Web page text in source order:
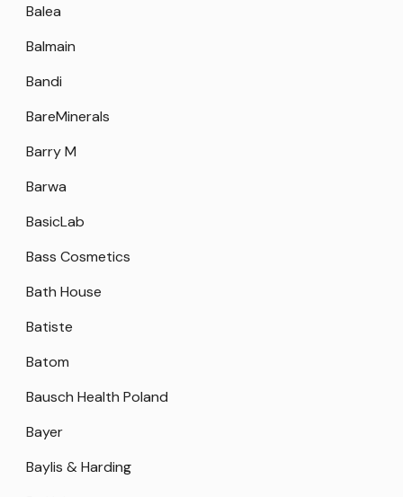
Balea
Balmain
Bandi
BareMinerals
Barry M
Barwa
BasicLab
Bass Cosmetics
Bath House
Batiste
Batom
Bausch Health Poland
Bayer
Baylis & Harding